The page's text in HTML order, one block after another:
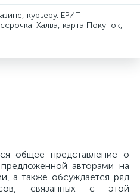
курьеру. ЕРИП.
Халва, карта Покупок,
общее представление о
авторами на
а также обсуждается ряд
связанных с этой